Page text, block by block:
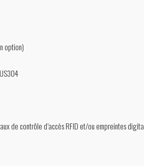
option)
de contrôle d’accès RFID et/ou empreintes